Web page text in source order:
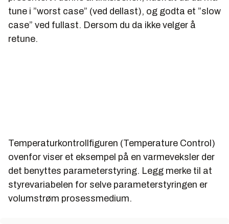
tune i ”worst case” (ved dellast), og godta et ”slow
case” ved fullast. Dersom du da ikke velger å
retune.
Temperaturkontrollfiguren (Temperature Control)
ovenfor viser et eksempel på en varmeveksler der
det benyttes parameterstyring. Legg merke til at
styrevariabelen for selve parameterstyringen er
volumstrøm prosessmedium.